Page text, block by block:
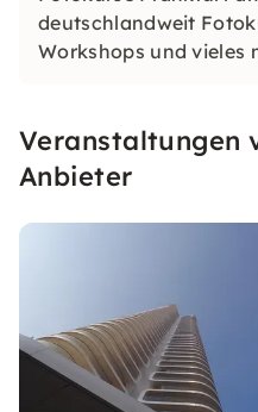
deutschlandweit
Workshops und vieles
Veranstaltungen
Anbieter